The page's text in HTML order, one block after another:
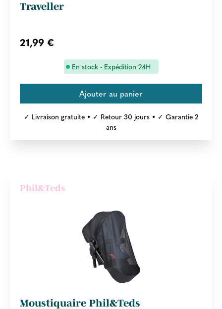
Traveller
21,99 €
En stock - Expédition 24H
✓ Livraison gratuite • ✓ Retour 30 jours • ✓ Garantie 2
ans
Phil&Teds
Moustiquaire Phil&Teds